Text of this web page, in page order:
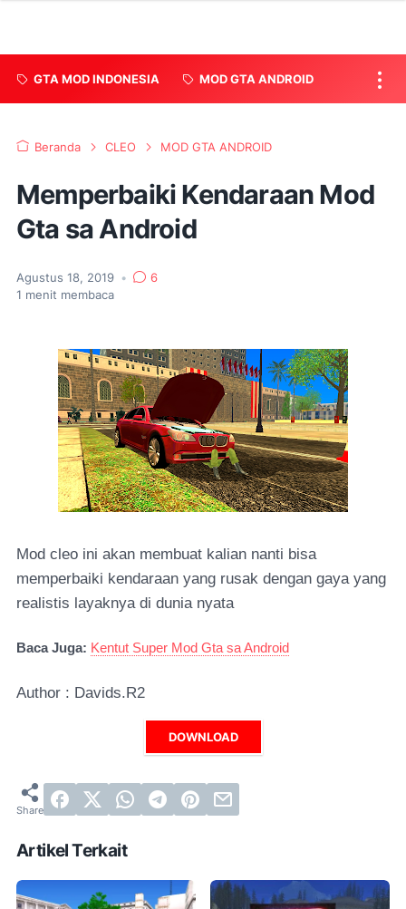
GTA MOD INDONESIA MOD GTA ANDROID
Beranda CLEO MOD GTA ANDROID
Memperbaiki Kendaraan Mod
Gta sa Android
Agustus 18, 2019 •
6
1 menit membaca
Mod cleo ini akan membuat kalian nanti bisa
memperbaiki kendaraan yang rusak dengan gaya yang
realistis layaknya di dunia nyata
Baca Juga: Kentut Super Mod Gta sa Android
Author : Davids.R2
DOWNLOAD
Artikel Terkait